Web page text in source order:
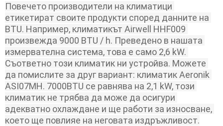
Повечето производители на климатици
етикетират своите продукти според данните на
BTU. Например, климатикът Airwell HHF009
произвежда 9000 BTU / h. Преведено в нашата
измервателна система, това е само 2,6 kW.
Съответно този климатик ни устройва. Можете
да помислите за друг вариант: климатик Aeronik
ASI07MH. 7000BTU се равнява на 2,1 kW, този
климатик не трябва да може да осигури
адекватно охлаждане и ще работи за износване,
което ще повлияе на неговата издръжливост.